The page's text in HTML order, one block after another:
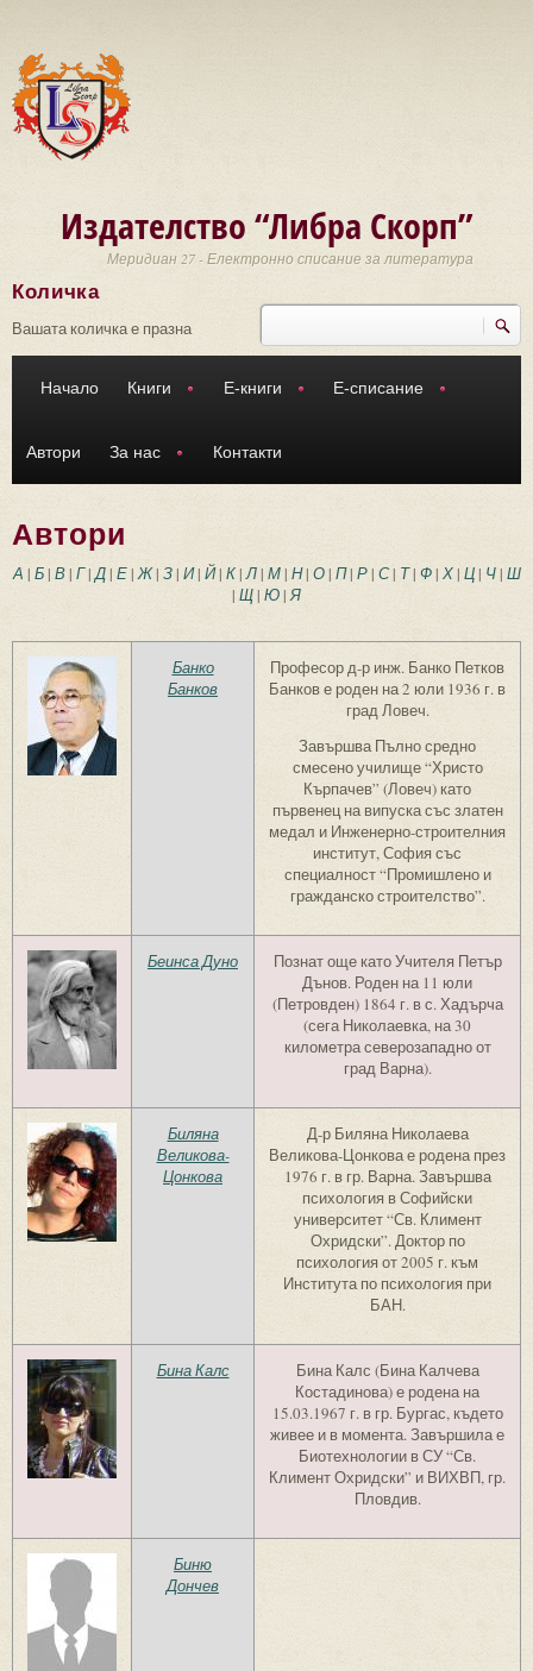
Издателство “Либра Скорп”
Меридиан 27 - Електронно списание за литература
Търси
Количка
Вашата количка е празна
Начало Книги Е-книги Е-списание
Автори За нас Контакти
Автори
А | Б| В| Г|Д| Е|Ж| З| И| Й| К |Л| М | Н| О| П | Р| С| Т| Ф| Х| Ц| Ч| Ш
| Щ | Ю|Я
Банко
Банков
Професор д-р инж. Банко Петков
Банков е роден на 2 юли 1936 г. в
град Ловеч.
Завършва Пълно средно
смесено училище “Христо
Кърпачев” (Ловеч) като
първенец на випуска със златен
медал и Инженерно-строителния
институт, София със
специалност “Промишлено и
гражданско строителство”.
Беинса Дуно
Познат още като Учителя Петър
Дънов. Роден на 11 юли
(Петровден) 1864 г. в с. Хадърча
(сега Николаевка, на 30
километра северозападно от
град Варна).
Биляна
Великова-
Цонкова
Д-р Биляна Николаева
Великова-Цонкова е родена през
1976 г. в гр. Варна. Завършва
психология в Софийски
университет “Св. Климент
Охридски”. Доктор по
психология от 2005 г. към
Института по психология при
БАН.
Бина Калс
Бина Калс (Бина Калчева
Костадинова) е родена на
15.03.1967 г. в гр. Бургас, където
живее и в момента. Завършила е
Биотехнологии в СУ “Св.
Климент Охридски” и ВИХВП, гр.
Пловдив.
Биню
Дончев